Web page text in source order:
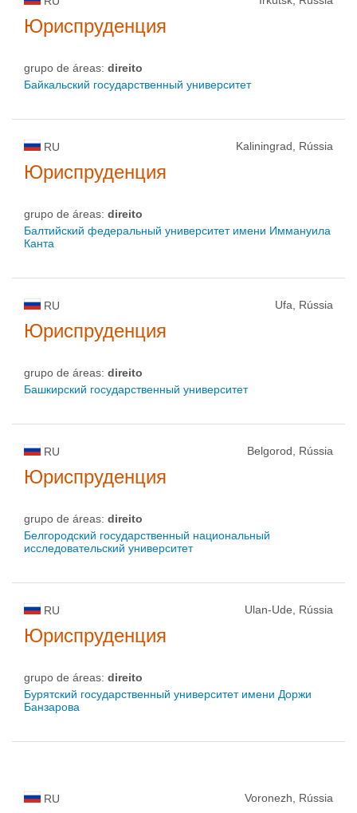
Юриспруденция
grupo de áreas: direito
Байкальский государственный университет
RU Kaliningrad, Rússia
Юриспруденция
grupo de áreas: direito
Балтийский федеральный университет имени Иммануила
Канта
RU Ufa, Rússia
Юриспруденция
grupo de áreas: direito
Башкирский государственный университет
RU Belgorod, Rússia
Юриспруденция
grupo de áreas: direito
Белгородский государственный национальный
исследовательский университет
RU Ulan-Ude, Rússia
Юриспруденция
grupo de áreas: direito
Бурятский государственный университет имени Доржи
Банзарова
RU Voronezh, Rússia